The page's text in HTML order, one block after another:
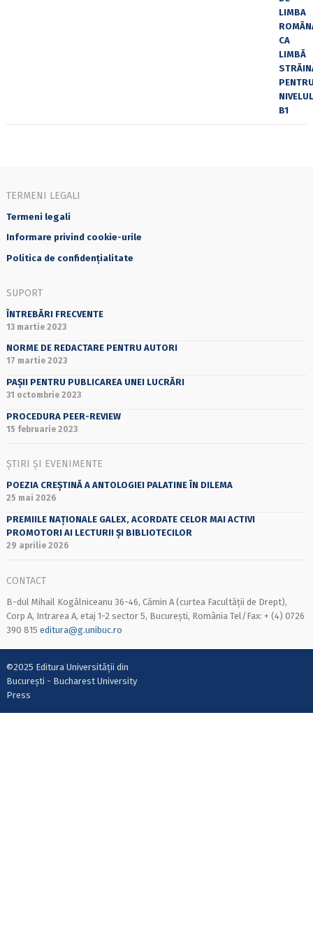
TERMENI LEGALI
Termeni legali
Informare privind cookie-urile
Politica de confidențialitate
SUPORT
ÎNTREBĂRI FRECVENTE
13 martie 2023
NORME DE REDACTARE PENTRU AUTORI
17 martie 2023
PAȘII PENTRU PUBLICAREA UNEI LUCRĂRI
31 octombrie 2023
PROCEDURA PEER-REVIEW
15 februarie 2023
ȘTIRI ȘI EVENIMENTE
POEZIA CREȘTINĂ A ANTOLOGIEI PALATINE ÎN DILEMA
25 mai 2026
PREMIILE NAȚIONALE GALEX, ACORDATE CELOR MAI ACTIVI
PROMOTORI AI LECTURII ȘI BIBLIOTECILOR
29 aprilie 2026
CONTACT
B-dul Mihail Kogălniceanu 36-46, Cămin A (curtea Facultății de Drept),
Corp A, Intrarea A, etaj 1-2 sector 5, București, România Tel/Fax: + (4) 0726
390 815 editura@g.unibuc.ro
©2025 Editura Universității din
București - Bucharest University
Press